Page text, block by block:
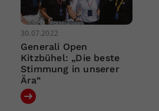
30.07.2022
Generali Open
Kitzbühel: „Die beste
Stimmung in unserer
Ära“